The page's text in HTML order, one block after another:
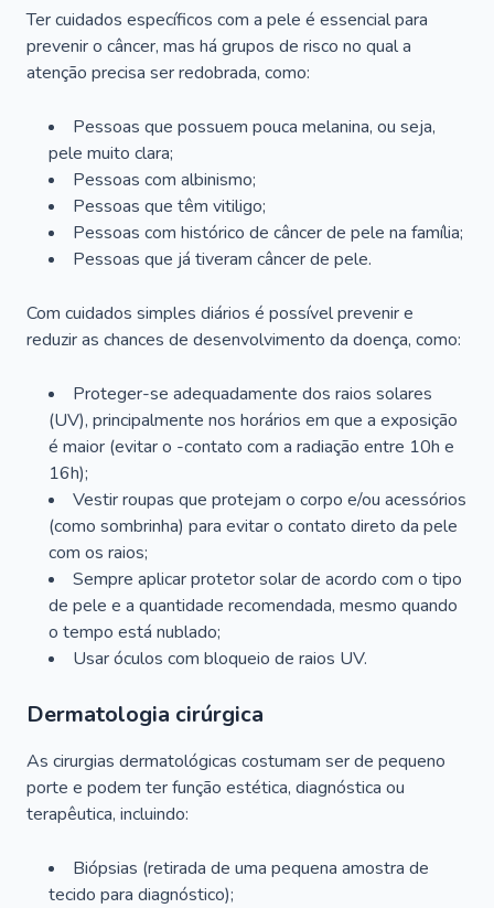
Ter cuidados específicos com a pele é essencial para
prevenir o câncer, mas há grupos de risco no qual a
atenção precisa ser redobrada, como:
Pessoas que possuem pouca melanina, ou seja,
pele muito clara;
Pessoas com albinismo;
Pessoas que têm vitiligo;
Pessoas com histórico de câncer de pele na família;
Pessoas que já tiveram câncer de pele.
Com cuidados simples diários é possível prevenir e
reduzir as chances de desenvolvimento da doença, como:
Proteger-se adequadamente dos raios solares
(UV), principalmente nos horários em que a exposição
é maior (evitar o -contato com a radiação entre 10h e
16h);
Vestir roupas que protejam o corpo e/ou acessórios
(como sombrinha) para evitar o contato direto da pele
com os raios;
Sempre aplicar protetor solar de acordo com o tipo
de pele e a quantidade recomendada, mesmo quando
o tempo está nublado;
Usar óculos com bloqueio de raios UV.
Dermatologia cirúrgica
As cirurgias dermatológicas costumam ser de pequeno
porte e podem ter função estética, diagnóstica ou
terapêutica, incluindo:
Biópsias (retirada de uma pequena amostra de
tecido para diagnóstico);